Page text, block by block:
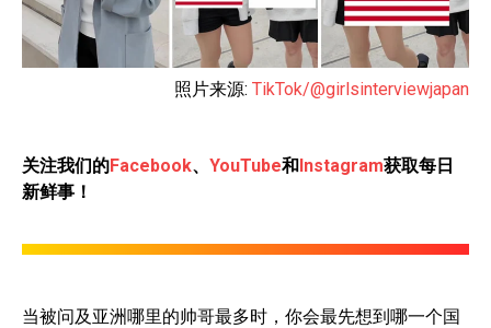
照片来源: TikTok/@girlsinterviewjapan
关注我们的Facebook、 YouTube和Instagram获取每日
新鲜事！
当被问及亚洲哪里的帅哥最多时，你会最先想到哪一个国